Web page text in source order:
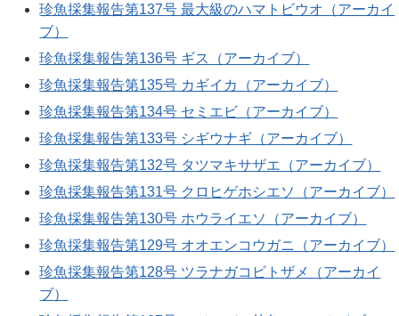
珍魚採集報告第137号 最大級のハマトビウオ（アーカイ
ブ）
珍魚採集報告第136号 ギス（アーカイブ）
珍魚採集報告第135号 カギイカ（アーカイブ）
珍魚採集報告第134号 セミエビ（アーカイブ）
珍魚採集報告第133号 シギウナギ（アーカイブ）
珍魚採集報告第132号 タツマキサザエ（アーカイブ）
珍魚採集報告第131号 クロヒゲホシエソ（アーカイブ）
珍魚採集報告第130号 ホウライエソ（アーカイブ）
珍魚採集報告第129号 オオエンコウガニ（アーカイブ）
珍魚採集報告第128号 ツラナガコビトザメ（アーカイ
ブ）